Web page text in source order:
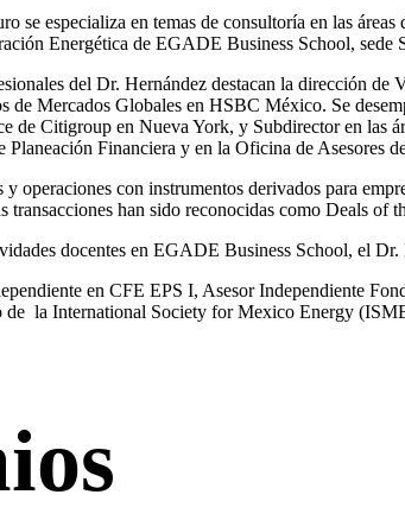
se especializa en temas de consultoría en las
Energética de EGADE Business School, sede
del Dr. Hernández destacan la dirección
de Mercados Globales en HSBC México. Se
de Citigroup en Nueva York, y Subdirector en las
Financiera y en la Oficina de Asesores
y operaciones con instrumentos derivados para
transacciones han sido reconocidas como Deals of
docentes en EGADE Business School, el
en CFE EPS I, Asesor Independiente
de la International Society for Mexico Energy